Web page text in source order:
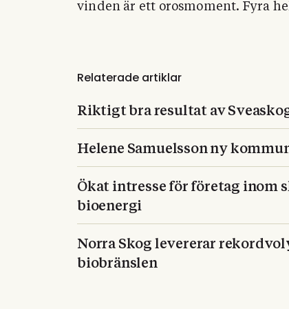
vinden är ett orosmoment. Fyra
Relaterade artiklar
Riktigt bra resultat av
Helene Samuelsson ny
Ökat intresse för företag
bioenergi
Norra Skog levererar
biobränslen